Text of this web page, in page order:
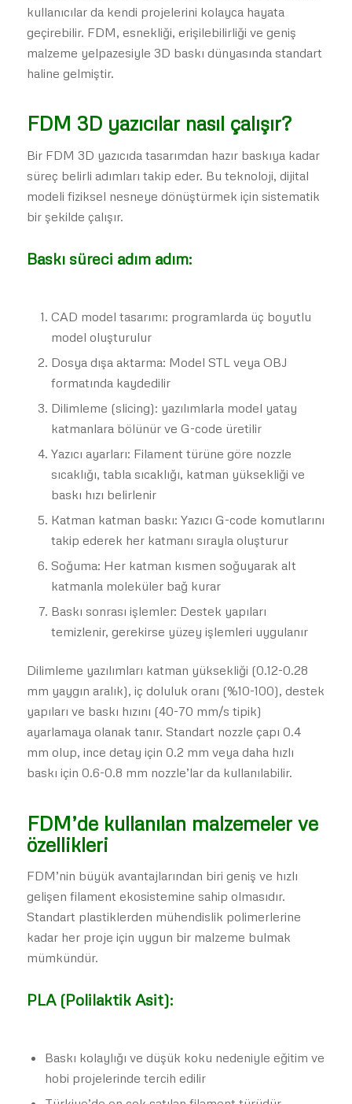
kullanıcılar da kendi projelerini kolayca hayata
geçirebilir. FDM, esnekliği, erişilebilirliği ve geniş
malzeme yelpazesiyle 3D baskı dünyasında standart
haline gelmiştir.
FDM 3D yazıcılar nasıl çalışır?
Bir FDM 3D yazıcıda tasarımdan hazır baskıya kadar
süreç belirli adımları takip eder. Bu teknoloji, dijital
modeli fiziksel nesneye dönüştürmek için sistematik
bir şekilde çalışır.
Baskı süreci adım adım:
CAD model tasarımı: programlarda üç boyutlu
model oluşturulur
Dosya dışa aktarma: Model STL veya OBJ
formatında kaydedilir
Dilimleme (slicing): yazılımlarla model yatay
katmanlara bölünür ve G-code üretilir
Yazıcı ayarları: Filament türüne göre nozzle
sıcaklığı, tabla sıcaklığı, katman yüksekliği ve
baskı hızı belirlenir
Katman katman baskı: Yazıcı G-code komutlarını
takip ederek her katmanı sırayla oluşturur
Soğuma: Her katman kısmen soğuyarak alt
katmanla moleküler bağ kurar
Baskı sonrası işlemler: Destek yapıları
temizlenir, gerekirse yüzey işlemleri uygulanır
Dilimleme yazılımları katman yüksekliği (0.12-0.28
mm yaygın aralık), iç doluluk oranı (%10-100), destek
yapıları ve baskı hızını (40-70 mm/s tipik)
ayarlamaya olanak tanır. Standart nozzle çapı 0.4
mm olup, ince detay için 0.2 mm veya daha hızlı
baskı için 0.6-0.8 mm nozzle’lar da kullanılabilir.
FDM’de kullanılan malzemeler ve
özellikleri
FDM’nin büyük avantajlarından biri geniş ve hızlı
gelişen filament ekosistemine sahip olmasıdır.
Standart plastiklerden mühendislik polimerlerine
kadar her proje için uygun bir malzeme bulmak
mümkündür.
PLA (Polilaktik Asit):
Baskı kolaylığı ve düşük koku nedeniyle eğitim ve
hobi projelerinde tercih edilir